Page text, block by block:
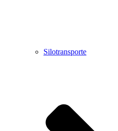
Silotransporte